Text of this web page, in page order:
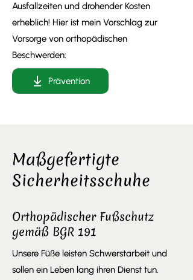
Ausfallzeiten und drohender Kosten
erheblich! Hier ist mein Vorschlag zur
Vorsorge von orthopädischen
Beschwerden:
Prävention
Maßgefertigte
Sicherheitsschuhe
Orthopädischer Fußschutz
gemäß BGR 191
Unsere Füße leisten Schwerstarbeit und
sollen ein Leben lang ihren Dienst tun.